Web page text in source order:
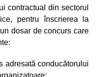
contractual din sectorul
pentru înscrierea la
dosar de concurs care
adresată conducătorului